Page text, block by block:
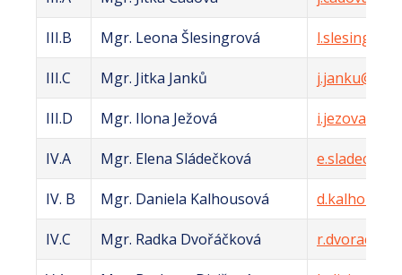
III.B Mgr. Leona Šlesingrová
III.C Mgr. Jitka Janků
III.D Mgr. Ilona Ježová
IV.A Mgr. Elena Sládečková
IV. B Mgr. Daniela Kalhousová
IV.C Mgr. Radka Dvořáčková